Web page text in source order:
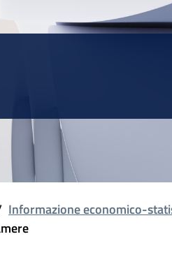
Informazione economico-